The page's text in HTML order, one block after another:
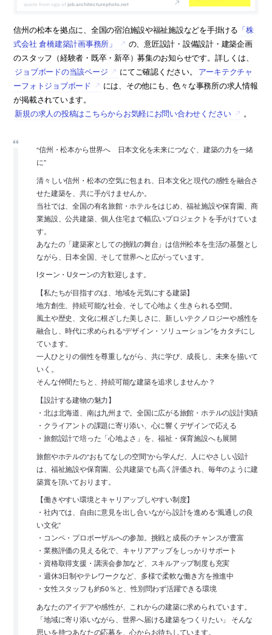
job.architecturephoto.net
信州の松本を拠点に、全国の宿泊施設や福祉施設などを手掛ける 「株
式会社 倉橋建築計画事務所」
の、意匠設計・設備設計・建築企画
のスタッフ（経験者・既卒・新卒）募集のお知らせです。詳しくは、
ジョブボードの当該ページ
にてご確認ください。
アーキテクチャ
ーフォトジョブボード
には、その他にも、色々な事務所の求人情報
が掲載されています。
新規の求人の投稿はこちらからお気軽にお問い合わせください
。
“信州・松本から世界へ 日本文化を未来につなぐ、建築の力を一緒
に”
清々しい信州・松本の空気に包まれ、日本文化と現代の感性を融合さ
せた建築を、共に手がけませんか。
当社では、全国の有名旅館・ホテルをはじめ、福祉施設や保育園、商
業施設、公共建築、個人住宅まで幅広いプロジェクトを手がけていま
す。
あなたの「建築家としての挑戦の舞台」は信州松本を生活の基盤とし
ながら、日本全国、そして世界へと広がっています。
Iターン・Uターンの方歓迎します。
【私たちが目指すのは、地域を元気にする建築】
地方創生、持続可能な社会、そして心地よく生きられる空間。
風土や歴史、文化に根ざした美しさに、新しいテクノロジーや感性を
融合し、時代に求められる“デザイン・ソリューション”をカタチにし
ています。
一人ひとりの個性を尊重しながら、共に学び、成長し、未来を描いて
いく。
そんな仲間たちと、持続可能な建築を追求しませんか？
【設計する建物の魅力】
・北は北海道、南は九州まで。全国に広がる旅館・ホテルの設計実績
・クライアントの課題に寄り添い、心に響くデザインで応える
・旅館設計で培った「心地よさ」を、福祉・保育施設へも展開
旅館やホテルの“おもてなしの空間”から学んだ、人にやさしい設計
は、福祉施設や保育園、公共建築でも高く評価され、毎年のように建
築賞を頂いております。
【働きやすい環境とキャリアップしやすい制度】
・社内では、自由に意見を出し合いながら設計を進める“風通しの良
い文化”
・コンペ・プロポーザルへの参加。挑戦と成長のチャンスが豊富
・業務評価の見える化で、キャリアアップをしっかりサポート
・資格取得支援・講演会参加など、スキルアップ制度も充実
・週休3日制やテレワークなど、多様で柔軟な働き方を推進中
・女性スタッフも約50％と、性別問わず活躍できる環境
あなたのアイデアや感性が、これからの建築に求められています。
「地域に寄り添いながら、世界へ届ける建築をつくりたい」 そんな
思いを持つあなたの応募を、心からお待ちしています。